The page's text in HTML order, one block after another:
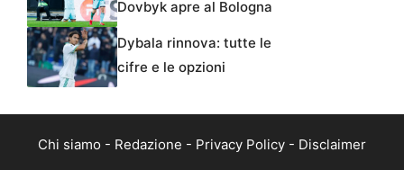
Dovbyk apre al Bologna
Dybala rinnova: tutte le
cifre e le opzioni
Chi siamo - Redazione - Privacy Policy - Disclaimer